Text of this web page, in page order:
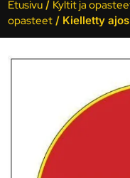
Etusivu / Kyltit ja
opasteet / Kielletty